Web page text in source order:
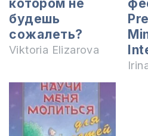
котором не
будешь
сожалеть?
Viktoria Elizarova